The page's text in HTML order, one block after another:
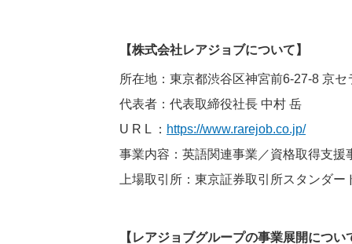
【株式会社レアジョブについて】
所在地：東京都渋谷区神宮前6-27-8 京セ
代表者：代表取締役社長 中村 岳
U R L ： https://www.rarejob.co.jp/
事業内容：英語関連事業／資格取得支援
上場取引所：東京証券取引所スタンダ
【レアジョブグループの事業展開につい